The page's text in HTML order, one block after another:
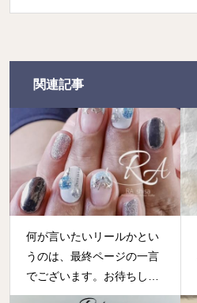
関連記事
何が言いたいリールかとい
うのは、最終ページの一言
でございます。お待ちして
おります♬